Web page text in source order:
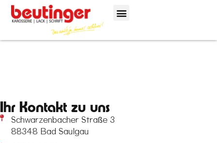
Ihr Kontakt zu uns
Schwarzenbacher Straße 3
88348 Bad Saulgau